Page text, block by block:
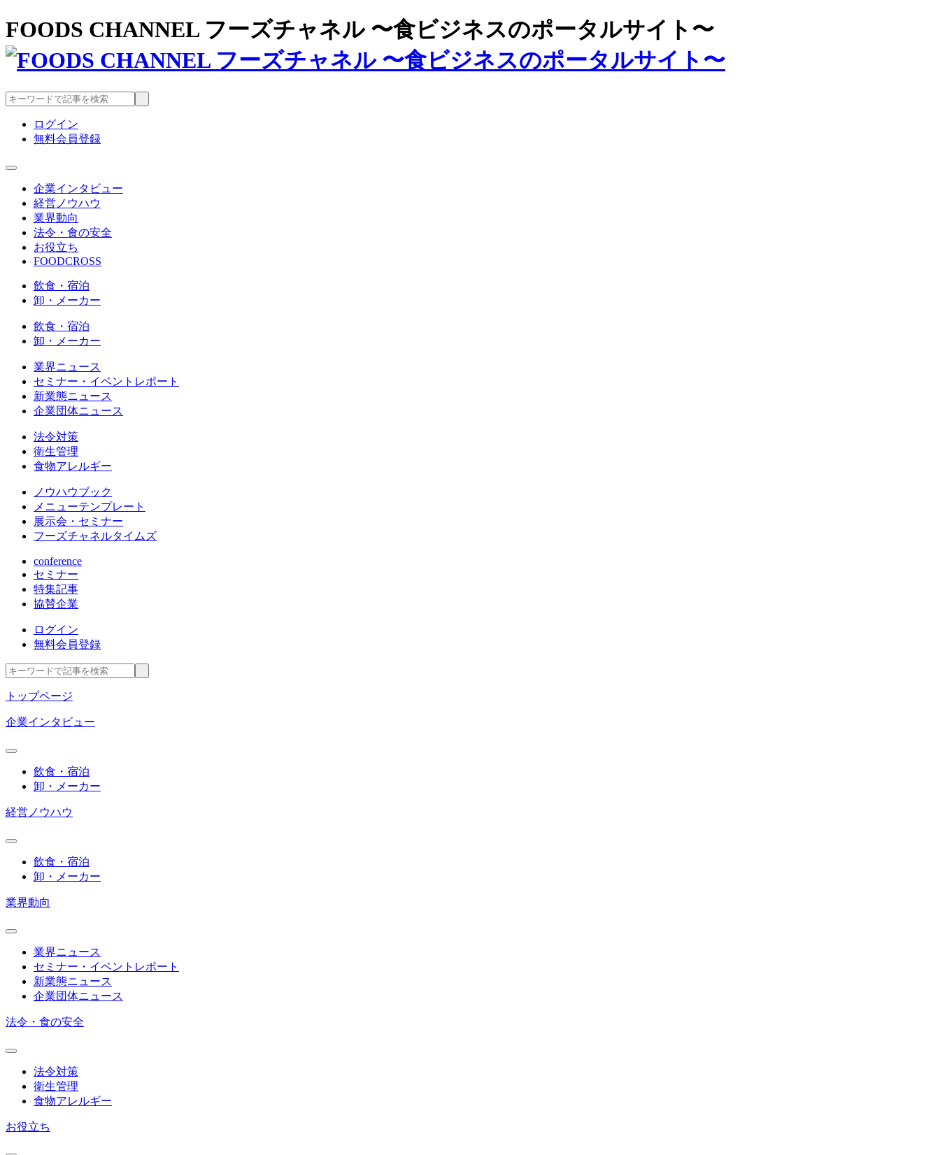
FOODS CHANNEL フーズチャネル 〜食ビジネスのポータルサイト〜
ログイン
無料会員登録
企業インタビュー
経営ノウハウ
業界動向
法令・食の安全
お役立ち
FOODCROSS
飲食・宿泊
卸・メーカー
飲食・宿泊
卸・メーカー
業界ニュース
セミナー・イベントレポート
新業態ニュース
企業団体ニュース
法令対策
衛生管理
食物アレルギー
ノウハウブック
メニューテンプレート
展示会・セミナー
フーズチャネルタイムズ
conference
セミナー
特集記事
協賛企業
ログイン
無料会員登録
トップページ
企業インタビュー
飲食・宿泊
卸・メーカー
経営ノウハウ
飲食・宿泊
卸・メーカー
業界動向
業界ニュース
セミナー・イベントレポート
新業態ニュース
企業団体ニュース
法令・食の安全
法令対策
衛生管理
食物アレルギー
お役立ち